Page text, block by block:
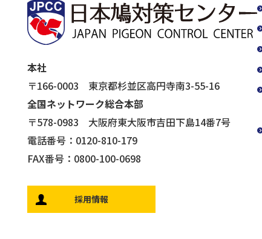
本社
〒166-0003 東京都杉並区高円寺南3-55-16
全国ネットワーク総合本部
〒578-0983 大阪府東大阪市吉田下島14番7号
電話番号：0120-810-179
FAX番号：0800-100-0698
採用情報